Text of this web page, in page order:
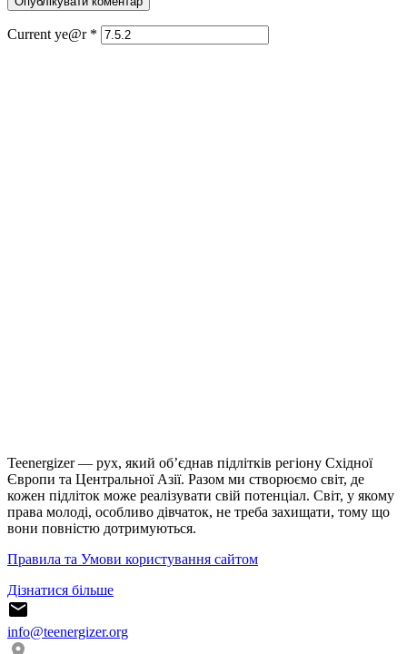
Current ye@r *
Teenergizer — рух, який об’єднав підлітків регіону Східної
Європи та Центральної Азії. Разом ми створюємо світ, де
кожен підліток може реалізувати свій потенціал. Світ, у якому
права молоді, особливо дівчаток, не треба захищати, тому що
вони повністю дотримуються.
Правила та Умови користування сайтом
Дізнатися більше
info@teenergizer.org